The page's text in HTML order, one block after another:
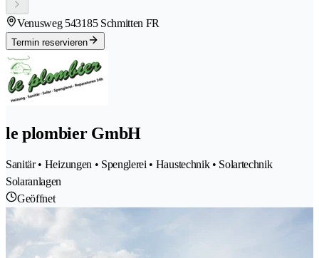
Venusweg 543185 Schmitten FR
Termin reservieren
le plombier GmbH
Sanitär • Heizungen • Spenglerei • Haustechnik • Solartechnik
Solaranlagen
Geöffnet